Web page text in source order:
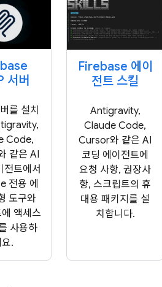
서버
를 설치
Code,
같은 AI
전트에서
전용 에
도구와
액세스
사용하
.
Firebase 에이
전트 스킬
Antigravity,
Claude Code,
Cursor와 같은 AI
코딩 에이전트에
요청 사항, 권장사
항, 스크립트의 휴
대용 패키지를 설
치합니다.